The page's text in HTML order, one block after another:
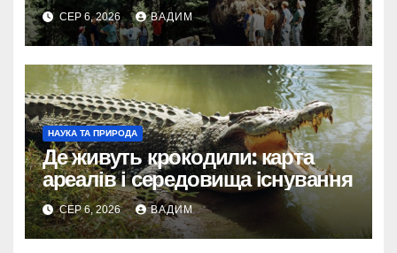
СЕР 6, 2026 ВАДИМ
НАУКА ТА ПРИРОДА
Де живуть крокодили: карта
ареалів і середовища існування
СЕР 6, 2026 ВАДИМ